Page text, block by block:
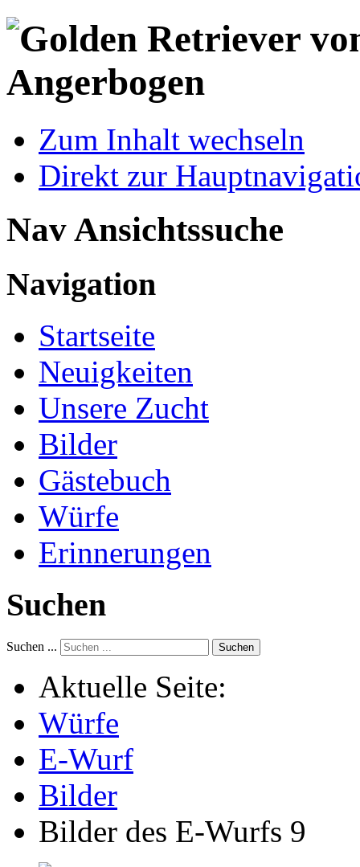
Zum Inhalt wechseln
Direkt zur
Nav Ansichtssuche
Navigation
Startseite
Neuigkeiten
Unsere Zucht
Bilder
Gästebuch
Würfe
Erinnerungen
Suchen
Suchen ... Suchen
Aktuelle Seite:
Würfe
E-Wurf
Bilder
Bilder des E-Wurfs 9